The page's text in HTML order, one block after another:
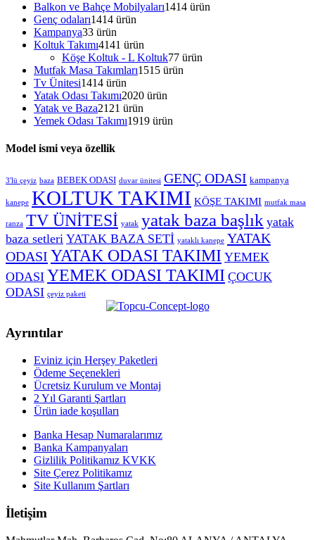
Balkon ve Bahçe Mobilyaları1414 ürün
Genç odaları1414 ürün
Kampanya33 ürün
Koltuk Takımı4141 ürün
Köşe Koltuk - L Koltuk77 ürün
Mutfak Masa Takımları1515 ürün
Tv Ünitesi1414 ürün
Yatak Odası Takımı2020 ürün
Yatak ve Baza21 21 ürün
Yemek Odası Takımı1919 ürün
Model ismi veya özellik
3'lü çeyiz baza BEBEK ODASI duvar ünitesi GENÇ ODASI kampanya
kanepe KOLTUK TAKIMI KÖŞE TAKIMI mutfak masa
ranza TV ÜNİTESİ yatak yatak baza başlık yatak
baza setleri YATAK BAZA SETİ yataklı kanepe YATAK
ODASI YATAK ODASI TAKIMI YEMEK
ODASI YEMEK ODASI TAKIMI ÇOCUK
ODASI çeyiz paketi
Ayrıntılar
Eviniz için Herşey Paketleri
Ödeme Seçenekleri
Ücretsiz Kurulum ve Montaj
2 Yıl Garanti Şartları
Ürün iade koşulları
Banka Hesap Numaralarımız
Banka Kampanyaları
Gizlilik Politikamız KVKK
Site Çerez Politikamız
Site Kullanım Şartları
İletişim